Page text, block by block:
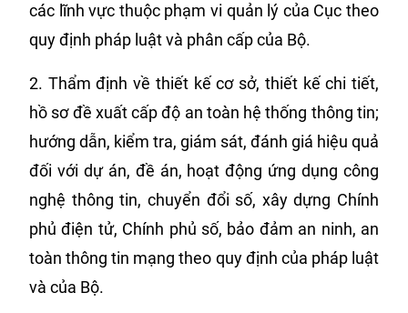
các lĩnh vực thuộc phạm vi quản lý của Cục theo
quy định pháp luật và phân cấp của Bộ.
2. Thẩm định về thiết kế cơ sở, thiết kế chi tiết,
hồ sơ đề xuất cấp độ an toàn hệ thống thông tin;
hướng dẫn, kiểm tra, giám sát, đánh giá hiệu quả
đối với dự án, đề án, hoạt động ứng dụng công
nghệ thông tin, chuyển đổi số, xây dựng Chính
phủ điện tử, Chính phủ số, bảo đảm an ninh, an
toàn thông tin mạng theo quy định của pháp luật
và của Bộ.